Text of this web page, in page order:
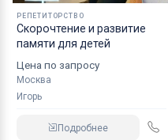
РЕПЕТИТОРСТВО
Скорочтение и развитие
памяти для детей
Цена по запросу
Москва
Игорь
Подробнее